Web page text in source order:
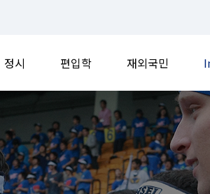
정시 편입학 재외국민